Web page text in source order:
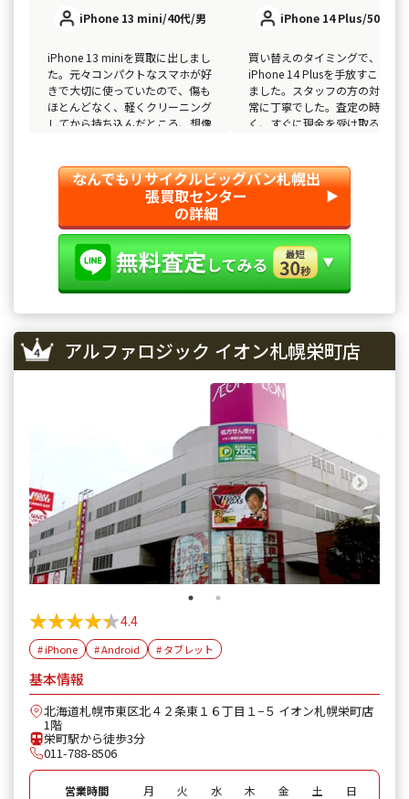
iPhone 13 mini/40代/男
iPhone 13 miniを買取に出しまし
た。元々コンパクトなスマホが好
きで大切に使っていたので、傷も
ほとんどなく、軽くクリーニング
してから持ち込んだところ、想像
iPhone 14 Plus/50代/女
買い替えのタイミングで、
iPhone 14 Plusを手放すことに
ました。スタッフの方の対応も
常に丁寧でした。査定の時間も
く、すぐに現金を受け取ること
なんでもリサイクルビッグバン札幌出
張買取センター
の詳細
▶︎
アルファロジック イオン札幌栄町店
★★★★★
★★★★★4.4
# iPhone # Android # タブレット
基本情報
北海道札幌市東区北４２条東１６丁目１−５ イオン札幌栄町店
1階
栄町駅から徒歩3分
011-788-8506
営業時間 月 火 水 木 金 土 日